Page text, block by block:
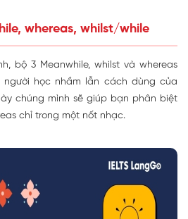
whereas, whilst/while
bộ 3 Meanwhile, whilst và whereas
học nhầm lẫn cách dùng của
chúng mình sẽ giúp bạn phân biệt
chỉ trong một nốt nhạc.